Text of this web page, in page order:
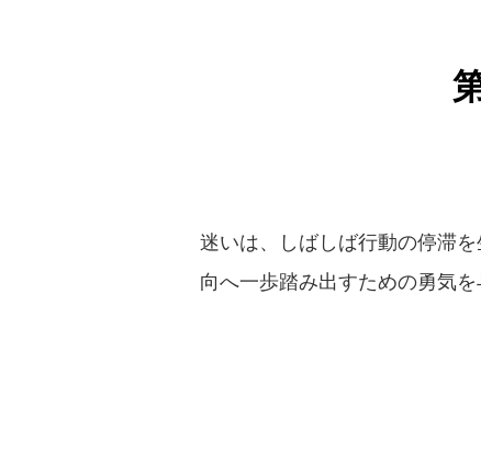
迷いは、しばしば行動の停滞
向へ一歩踏み出すための勇気を